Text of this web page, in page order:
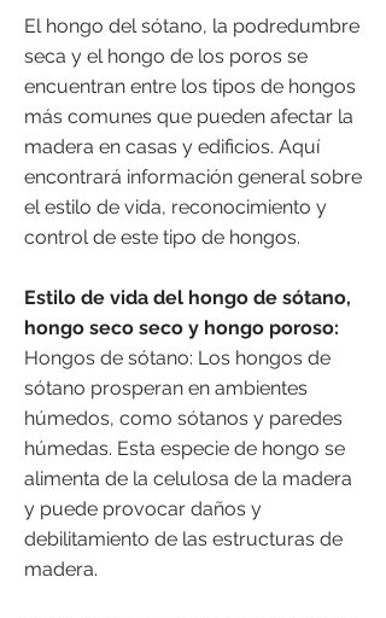
El hongo del sótano, la podredumbre
seca y el hongo de los poros se
encuentran entre los tipos de hongos
más comunes que pueden afectar la
madera en casas y edificios. Aquí
encontrará información general sobre
el estilo de vida, reconocimiento y
control de este tipo de hongos.
Estilo de vida del hongo de sótano,
hongo seco seco y hongo poroso:
Hongos de sótano: Los hongos de
sótano prosperan en ambientes
húmedos, como sótanos y paredes
húmedas. Esta especie de hongo se
alimenta de la celulosa de la madera
y puede provocar daños y
debilitamiento de las estructuras de
madera.